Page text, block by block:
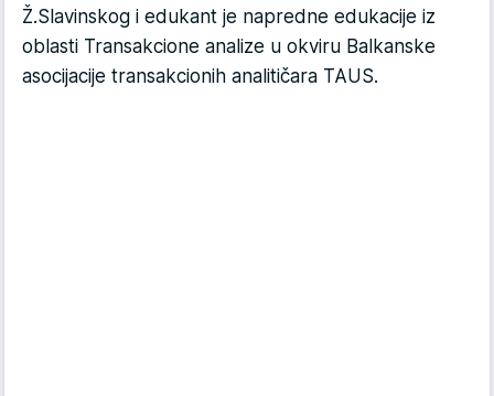
Ž.Slavinskog i edukant je napredne edukacije iz
oblasti Transakcione analize u okviru Balkanske
asocijacije transakcionih analitičara TAUS.